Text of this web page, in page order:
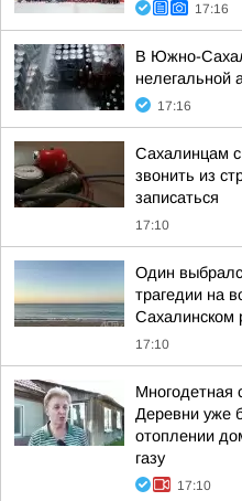
17:16
В Южно-
нелегальной
17:16
Сахалинцам
звонить из
записаться
17:10
Один
трагедии на
Сахалинском
17:10
Многодетная
Деревни уже
отоплении
газу
17:10